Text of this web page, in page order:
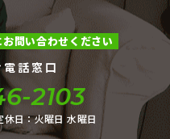
問い合わせください
話窓口
2103
休日：火曜日 水曜日